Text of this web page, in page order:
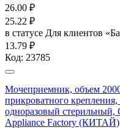
26.00 ₽
25.22 ₽
в статусе Для клиентов
13.79 ₽
Код: 23785
Мочеприемник, объем
прикроватного
одноразовый стерильный,
Appliance Factory (КИТАЙ)